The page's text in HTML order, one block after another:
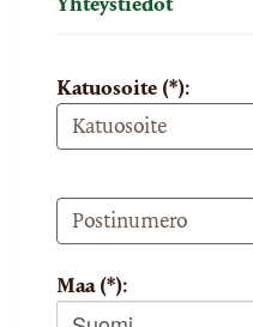
Katuosoite (*):
Maa (*):